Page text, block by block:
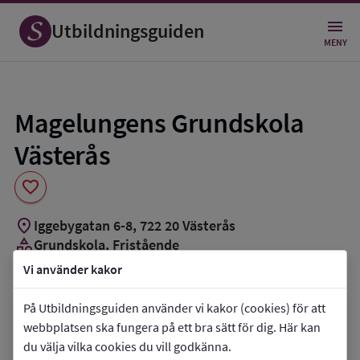
Vi använder kakor
På Utbildningsguiden använder vi kakor (cookies) för att
webbplatsen ska fungera på ett bra sätt för dig. Här kan
du välja vilka cookies du vill godkänna.
Utbildningsguiden MENY
Magelungens Grundskola
Västerås
favorite
Spara
som
favorit
location_on Iggebygatan 6-8, 72220Västerås
categoryGrundskola, Fristående
book_5 Resursskola
groups_3Cirka 50 elever
Vill du kontakta skolan?
phone Telefon:076-5559621